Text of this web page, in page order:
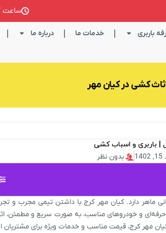
ساعت کاری : 7 روز
باربری خدمات ما درباره ما
کشی در کیان مهر
بدون نظر
ماهر دارد. کیان مهر کرج با داشتن تیمی مجرب و
و خودروهای مناسب، به صورت سریع و مطمئن،
مهر کرج، قیمت مناسب و خدمات ویژه برای